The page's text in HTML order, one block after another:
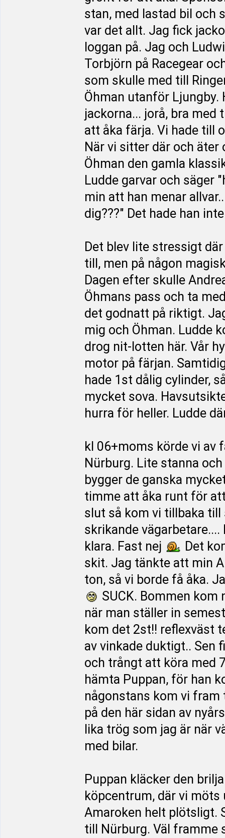
stan, med lastad bil och
var det allt. Jag fick
loggan på. Jag och
Torbjörn på Racegear
som skulle med till
Öhman utanför Ljungby.
jackorna... jorå, bra med
att åka färja. Vi hade till
När vi sitter där och
Öhman den gamla
Ludde garvar och säger
min att han menar
dig???" Det hade han
Det blev lite stressigt
till, men på någon
Dagen efter skulle
Öhmans pass och ta
det godnatt på riktigt.
mig och Öhman. Ludde
drog nit-lotten här. Vår
motor på färjan.
hade 1st dålig cylinder,
mycket sova.
hurra för heller. Ludde
kl 06+moms körde vi av
Nürburg. Lite stanna
bygger de ganska
timme att åka runt för
slut så kom vi tillbaka
skrikande
klara. Fast nej
Det
skit. Jag tänkte att min
ton, så vi borde få åka.
SUCK. Bommen
när man ställer in
kom det 2st!! reflexväst
av vinkade duktigt.. Sen
och trångt att köra med
hämta Puppan, för han
någonstans kom vi
på den här sidan av
lika trög som jag är när
med bilar.
Puppan kläcker den
köpcentrum, där vi möts
Amaroken helt plötsligt.
till Nürburg. Väl framme